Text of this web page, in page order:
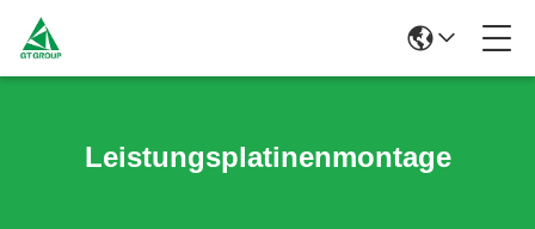
Leistungsplatinenmontage